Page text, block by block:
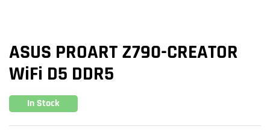
ASUS PROART Z790-CREATOR
WiFi D5 DDR5
In Stock